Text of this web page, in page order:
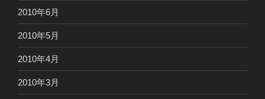
2010年6月
2010年5月
2010年4月
2010年3月